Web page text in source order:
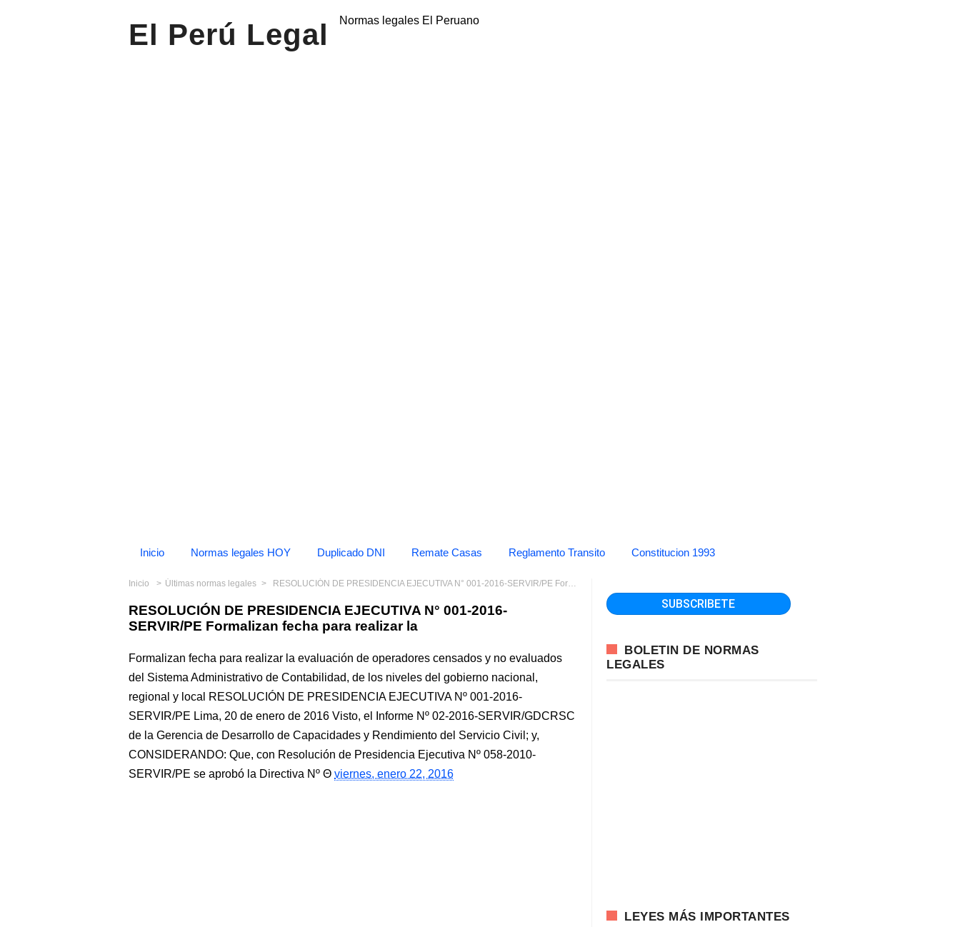
El Perú Legal Normas legales El Peruano
Inicio Normas legales HOY Duplicado DNI Remate Casas Reglamento Transito Constitucion 1993
Inicio Últimas normas legales RESOLUCIÓN DE PRESIDENCIA EJECUTIVA N° 001-2016-SERVIR/PE Formalizan fecha para realizar la
RESOLUCIÓN DE PRESIDENCIA EJECUTIVA N° 001-2016-
SERVIR/PE Formalizan fecha para realizar la
Formalizan fecha para realizar la evaluación de operadores censados y no evaluados
del Sistema Administrativo de Contabilidad, de los niveles del gobierno nacional,
regional y local RESOLUCIÓN DE PRESIDENCIA EJECUTIVA Nº 001-2016-
SERVIR/PE Lima, 20 de enero de 2016 Visto, el Informe Nº 02-2016-SERVIR/GDCRSC
de la Gerencia de Desarrollo de Capacidades y Rendimiento del Servicio Civil; y,
CONSIDERANDO: Que, con Resolución de Presidencia Ejecutiva Nº 058-2010-
SERVIR/PE se aprobó la Directiva Nº
viernes, enero 22, 2016
BOLETIN DE NORMAS
LEGALES
LEYES MÁS IMPORTANTES